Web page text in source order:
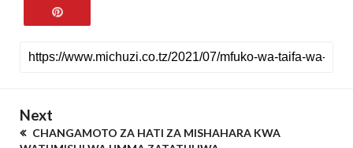
Next
CHANGAMOTO ZA HATI ZA MISHAHARA KWA